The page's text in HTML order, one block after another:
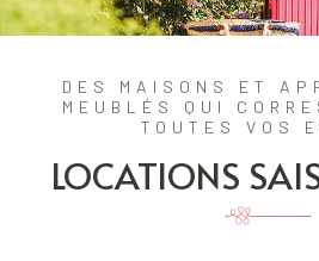
DES MAISONS ET
MEUBLÉS QUI
TOUTES VOS
LOCATIONS